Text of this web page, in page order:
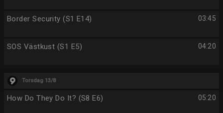
03:45
Border Security (S1 E14)
04:20
SOS Västkust (S1 E5)
Torsdag 13/8
05:20
How Do They Do It? (S8 E6)